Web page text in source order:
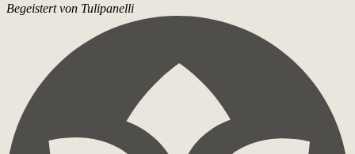
Begeistert von Tulipanelli